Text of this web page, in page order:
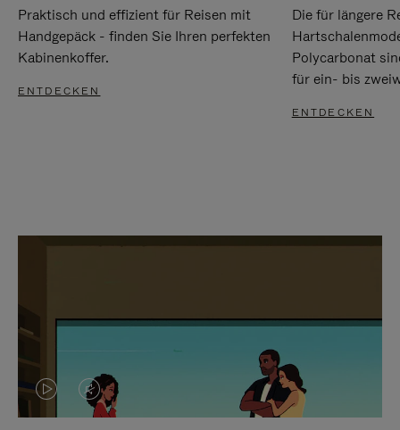
Praktisch und effizient für Reisen mit
Handgepäck - finden Sie Ihren perfekten
Kabinenkoffer.
ENTDECKEN
Die für längere
Polycarbonat
für ein- bis
ENTDECKEN
DASVIDEO